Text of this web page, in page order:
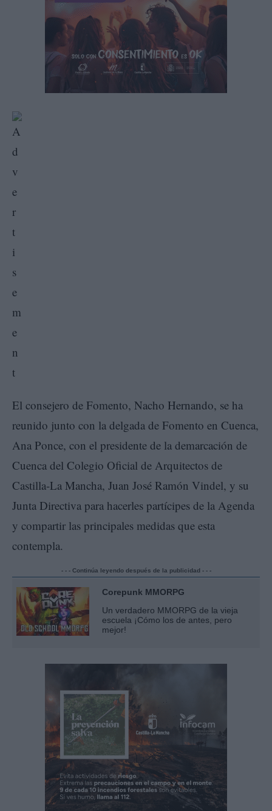
El consejero de Fomento, Nacho Hernando, se ha
reunido junto con la delgada de Fomento en Cuenca,
Ana Ponce, con el presidente de la demarcación de
Cuenca del Colegio Oficial de Arquitectos de
Castilla-La Mancha, Juan José Ramón Vindel, y su
Junta Directiva para hacerles partícipes de la Agenda
y compartir las principales medidas que esta
contempla.
- - - Continúa leyendo después de la publicidad - - -
Corepunk MMORPG
Un verdadero MMORPG de la vieja
escuela ¡Cómo los de antes, pero
mejor!